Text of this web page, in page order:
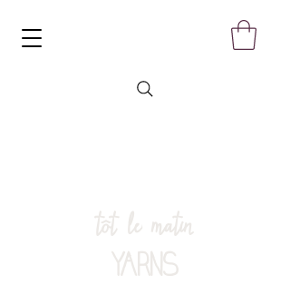
tôt le matin
YARNS